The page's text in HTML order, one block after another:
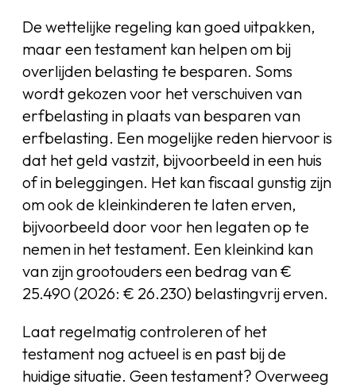
De wettelijke regeling kan goed uitpakken,
maar een testament kan helpen om bij
overlijden belasting te besparen. Soms
wordt gekozen voor het verschuiven van
erfbelasting in plaats van besparen van
erfbelasting. Een mogelijke reden hiervoor is
dat het geld vastzit, bijvoorbeeld in een huis
of in beleggingen. Het kan fiscaal gunstig zijn
om ook de kleinkinderen te laten erven,
bijvoorbeeld door voor hen legaten op te
nemen in het testament. Een kleinkind kan
van zijn grootouders een bedrag van €
25.490 (2026: € 26.230) belastingvrij erven.
Laat regelmatig controleren of het
testament nog actueel is en past bij de
huidige situatie. Geen testament? Overweeg